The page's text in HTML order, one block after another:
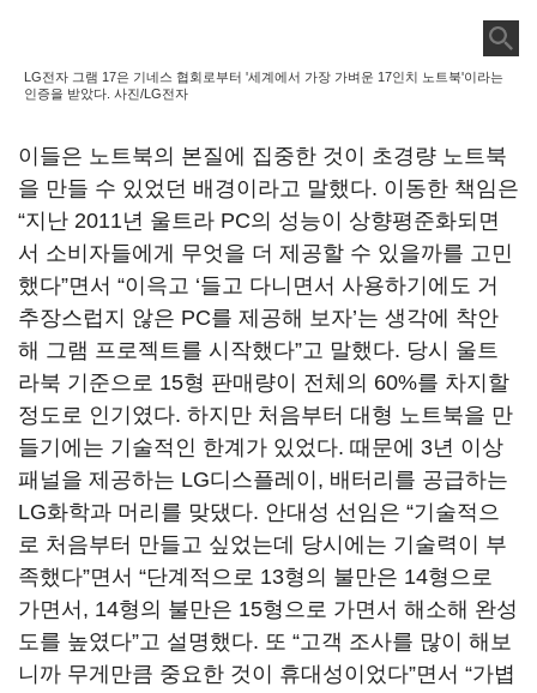
LG전자 그램 17은 기네스 협회로부터 '세계에서 가장 가벼운 17인치 노트북'이라는
인증을 받았다. 사진/LG전자
이들은 노트북의 본질에 집중한 것이 초경량 노트북
을 만들 수 있었던 배경이라고 말했다. 이동한 책임은
“지난 2011년 울트라 PC의 성능이 상향평준화되면
서 소비자들에게 무엇을 더 제공할 수 있을까를 고민
했다”면서 “이윽고 ‘들고 다니면서 사용하기에도 거
추장스럽지 않은 PC를 제공해 보자’는 생각에 착안
해 그램 프로젝트를 시작했다”고 말했다. 당시 울트
라북 기준으로 15형 판매량이 전체의 60%를 차지할
정도로 인기였다. 하지만 처음부터 대형 노트북을 만
들기에는 기술적인 한계가 있었다. 때문에 3년 이상
패널을 제공하는 LG디스플레이, 배터리를 공급하는
LG화학과 머리를 맞댔다. 안대성 선임은 “기술적으
로 처음부터 만들고 싶었는데 당시에는 기술력이 부
족했다”면서 “단계적으로 13형의 불만은 14형으로
가면서, 14형의 불만은 15형으로 가면서 해소해 완성
도를 높였다”고 설명했다. 또 “고객 조사를 많이 해보
니까 무게만큼 중요한 것이 휴대성이었다”면서 “가볍